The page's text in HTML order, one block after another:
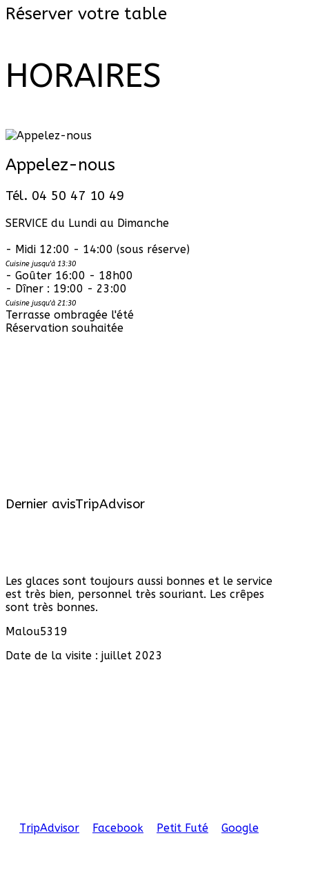
Réserver votre table
HORAIRES
Appelez-nous
Tél. 04 50 47 10 49
SERVICE du Lundi au Dimanche
- Midi 12:00 - 14:00 (sous réserve)
Cuisine jusqu'à 13:30
- Goûter 16:00 - 18h00
- Dîner : 19:00 - 23:00
Cuisine jusqu'à 21:30
Terrasse ombragée l'été
Réservation souhaitée
Dernier avisTripAdvisor
Les glaces sont toujours aussi bonnes et le service
est très bien, personnel très souriant. Les crêpes
sont très bonnes.
Malou5319
Date de la visite : juillet 2023
TripAdvisor
Facebook Petit Futé Google